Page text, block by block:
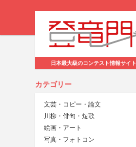
日本最大級のコンテスト情報サイト
カテゴリー
文芸・コピー・論文
川柳・俳句・短歌
絵画・アート
写真・フォトコン